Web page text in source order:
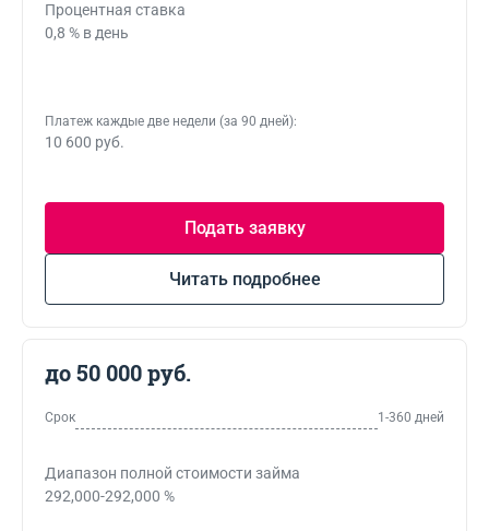
Процентная ставка
0,8 % в день
Платеж каждые две недели (за 90 дней):
10 600 руб.
Подать заявку
Читать подробнее
до 50 000 руб.
Срок 1-360 дней
Диапазон полной стоимости займа
292,000-292,000 %